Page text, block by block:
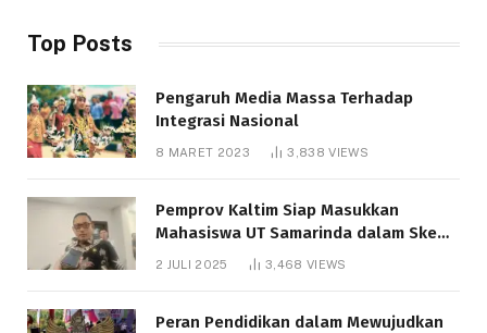
Top Posts
Pengaruh Media Massa Terhadap
Integrasi Nasional
8 MARET 2023 3,838VIEWS
Pemprov Kaltim Siap Masukkan
Mahasiswa UT Samarinda dalam Skema
Bantuan Pendidikan Gratispol
2 JULI 2025 3,468 VIEWS
Peran Pendidikan dalam Mewujudkan